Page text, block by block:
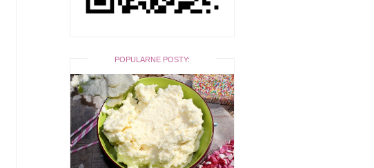
POPULARNE POSTY: